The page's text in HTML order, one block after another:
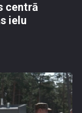
centrā
ielu